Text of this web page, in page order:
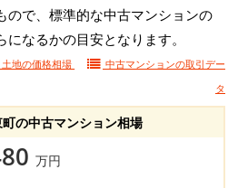
ので、標準的な中古マンションの
なるかの目安となります。
土地の価格相場 中古マンションの取引デー
タ
の中古マンション相場
万円